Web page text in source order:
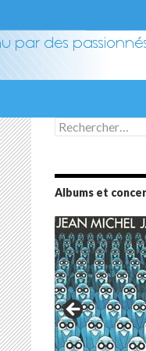
Rechercher :
Albums et